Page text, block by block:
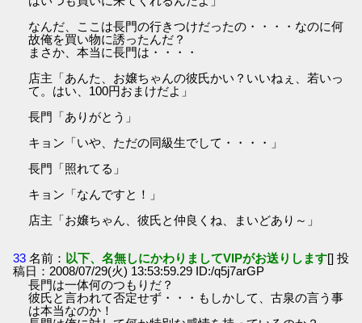
なんだ、ここは長門の行きつけだったの・・・・なのに何
故俺を買い物に誘ったんだ？
まさか、本当に長門は・・・・
店主「あんた、お嬢ちゃんの彼氏かい？いいねぇ、若いっ
て。はい、100円おまけだよ」
長門「ありがとう」
キョン「いや、ただの同級生でして・・・・」
長門「照れてる」
キョン「なんですと！」
店主「お嬢ちゃん、彼氏と仲良くね、まいどあり～」
33 名前： 以下、名無しにかわりましてVIPがお送りします[] 投
稿日：2008/07/29(火) 13:53:59.29 ID:/q5j7arGP
長門は一体何のつもりだ？
彼氏と言われて否定せず・・・もしかして、古泉の言う事
は本当なのか！